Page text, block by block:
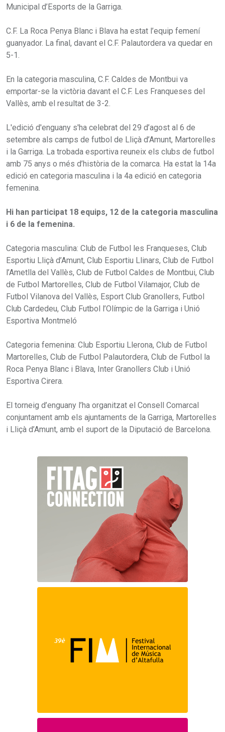
Municipal d’Esports de la Garriga.
C.F. La Roca Penya Blanc i Blava ha estat l’equip femení
guanyador. La final, davant el C.F. Palautordera va quedar en
5-1.
En la categoria masculina, C.F. Caldes de Montbui va
emportar-se la victòria davant el C.F. Les Franqueses del
Vallès, amb el resultat de 3-2.
L'edició d'enguany s'ha celebrat del 29 d’agost al 6 de
setembre als camps de futbol de Lliçà d’Amunt, Martorelles
i la Garriga. La trobada esportiva reuneix els clubs de futbol
amb 75 anys o més d’història de la comarca. Ha estat la 14a
edició en categoria masculina i la 4a edició en categoria
femenina.
Hi han participat 18 equips, 12 de la categoria masculina
i 6 de la femenina.
Categoria masculina: Club de Futbol les Franqueses, Club
Esportiu Lliçà d’Amunt, Club Esportiu Llinars, Club de Futbol
l’Ametlla del Vallès, Club de Futbol Caldes de Montbui, Club
de Futbol Martorelles, Club de Futbol Vilamajor, Club de
Futbol Vilanova del Vallès, Esport Club Granollers, Futbol
Club Cardedeu, Club Futbol l’Olímpic de la Garriga i Unió
Esportiva Montmeló
Categoria femenina: Club Esportiu Llerona, Club de Futbol
Martorelles, Club de Futbol Palautordera, Club de Futbol la
Roca Penya Blanc i Blava, Inter Granollers Club i Unió
Esportiva Cirera.
El torneig d’enguany l’ha organitzat el Consell Comarcal
conjuntament amb els ajuntaments de la Garriga, Martorelles
i Lliçà d’Amunt, amb el suport de la Diputació de Barcelona.